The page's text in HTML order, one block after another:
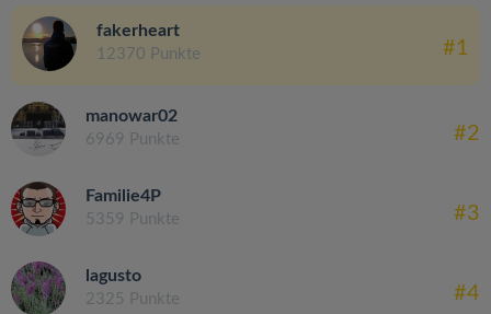
fakerheart
12370 Punkte #1
manowar02
6969 Punkte #2
Familie4P
5359 Punkte #3
lagusto
2325 Punkte #4